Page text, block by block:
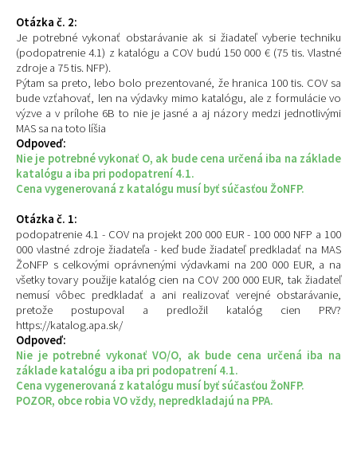
Otázka č. 2:
Je potrebné vykonať obstarávanie ak si žiadateľ vyberie techniku
(podopatrenie 4.1) z katalógu a COV budú 150 000 € (75 tis. Vlastné
zdroje a 75 tis. NFP).
Pýtam sa preto, lebo bolo prezentované, že hranica 100 tis. COV sa
bude vzťahovať, len na výdavky mimo katalógu, ale z formulácie vo
výzve a v prílohe 6B to nie je jasné a aj názory medzi jednotlivými
MAS sa na toto líšia
Odpoveď:
Nie je potrebné vykonať O, ak bude cena určená iba na základe
katalógu a iba pri podopatrení 4.1.
Cena vygenerovaná z katalógu musí byť súčasťou ŽoNFP.
Otázka č. 1:
podopatrenie 4.1 - COV na projekt 200 000 EUR - 100 000 NFP a 100
000 vlastné zdroje žiadateľa - keď bude žiadateľ predkladať na MAS
ŽoNFP s celkovými oprávnenými výdavkami na 200 000 EUR, a na
všetky tovary použije katalóg cien na COV 200 000 EUR, tak žiadateľ
nemusí vôbec predkladať a ani realizovať verejné obstarávanie,
pretože postupoval a predložil katalóg cien PRV?
https://katalog.apa.sk/
Odpoveď:
Nie je potrebné vykonať VO/O, ak bude cena určená iba na
základe katalógu a iba pri podopatrení 4.1.
Cena vygenerovaná z katalógu musí byť súčasťou ŽoNFP.
POZOR, obce robia VO vždy, nepredkladajú na PPA.